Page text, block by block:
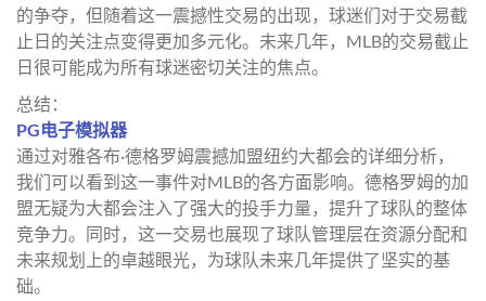
的争夺，但随着这一震撼性交易的出现，球迷们对于交易截
止日的关注点变得更加多元化。未来几年，MLB的交易截止
日很可能成为所有球迷密切关注的焦点。
总结：
PG电子模拟器
通过对雅各布·德格罗姆震撼加盟纽约大都会的详细分析，
我们可以看到这一事件对MLB的各方面影响。德格罗姆的加
盟无疑为大都会注入了强大的投手力量，提升了球队的整体
竞争力。同时，这一交易也展现了球队管理层在资源分配和
未来规划上的卓越眼光，为球队未来几年提供了坚实的基
础。